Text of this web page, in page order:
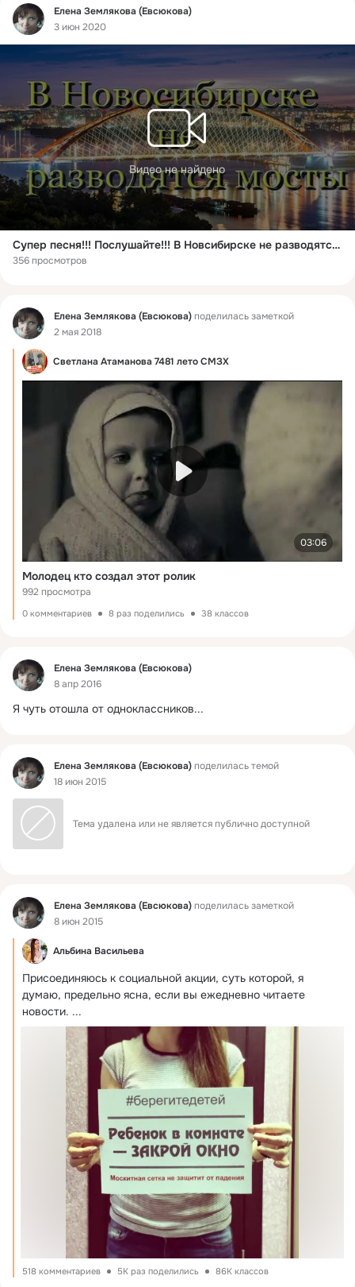
Фид
Елена Землякова (Евсюкова)
3 июн 2020
Видео не найдено
Супер песня!!! Послушайте!!! В Новсибирске не разводятся мосты!!!
356 просмотров
Фид Елена Землякова (Евсюкова)поделилась заметкой
2 мая 2018
Светлана Атаманова 7481 лето СМЗХ
03:06
Молодец кто создал этот ролик
992 просмотра
0 комментариев 8 раз поделились 38 классов
Фид
Елена Землякова (Евсюкова)
8 апр 2016
Я чуть отошла от одноклассников...
Фид Елена Землякова (Евсюкова)поделилась темой
18 июн 2015
Тема удалена или не является публично доступной
Фид Елена Землякова (Евсюкова)поделилась заметкой
8 июн 2015
Альбина Васильева
Присоединяюсь к социальной акции, суть которой, я
думаю, предельно ясна, если вы ежедневно читаете
новости. ...
518 комментариев 5K раз поделились 86K классов